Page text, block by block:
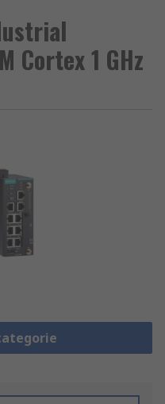
Cortex 1 GHz